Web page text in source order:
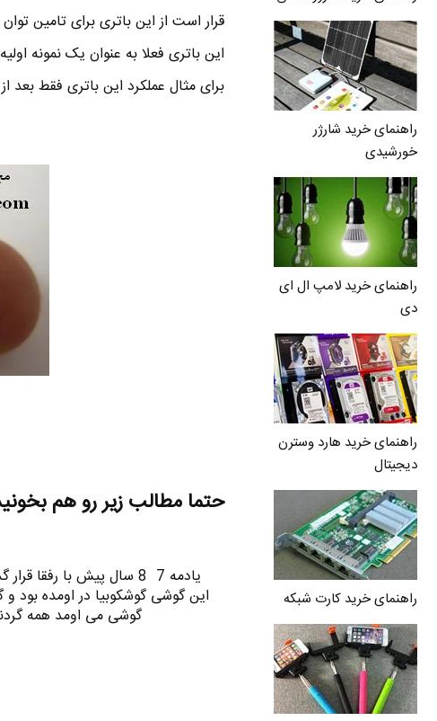
راهنمای خرید شارژر
خورشیدی
راهنمای خرید لامپ ال ای
دی
راهنمای خرید هارد وسترن
دیجیتال
راهنمای خرید کارت شبکه
قرار است از این باتری برای تامین
این باتری فعلا به عنوان یک نمونه
برای مثال عملکرد این باتری فقط بعد از 20 بار شارژ مجدد دچار اختلال می شود .
حتما مطالب زیر رو هم
یادمه 7 8 سال پیش با
این گوشی گوشکوبیا در اومده
گوشی می اومد همه گردنا 367 درجه می چرخید تا ببینه کیه که